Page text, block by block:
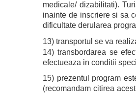
medicale/ dizabilitati).
inainte de inscriere si sa
dificultate derularea
13) transportul se va
14) transbordarea se
efectueaza in conditii
15) prezentul program
(recomandam citirea